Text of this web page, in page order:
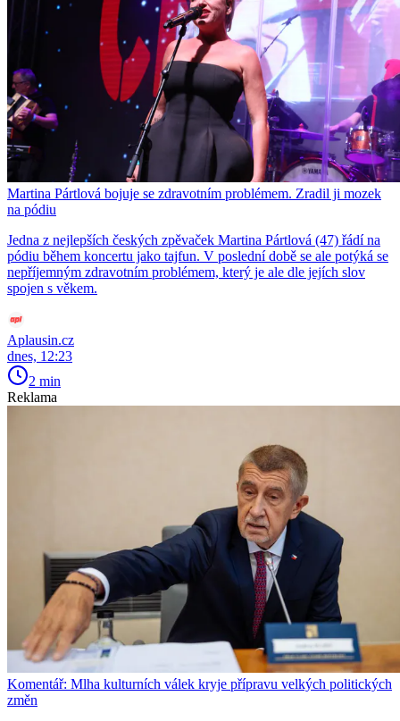
Martina Pártlová bojuje se zdravotním problémem. Zradil ji mozek
na pódiu
Jedna z nejlepších českých zpěvaček Martina Pártlová (47) řádí na
pódiu během koncertu jako tajfun. V poslední době se ale potýká se
nepříjemným zdravotním problémem, který je ale dle jejích slov
spojen s věkem.
Aplausin.cz
dnes, 12:23
2 min
Reklama
Komentář: Mlha kulturních válek kryje přípravu velkých politických
změn